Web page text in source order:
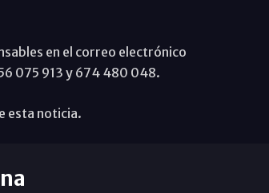
en el correo electrónico
075 913 y 674 480 048.
esta noticia.